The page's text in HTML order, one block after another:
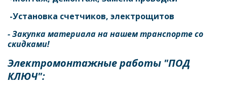
-Установка счетчиков, электрощитов
- Закупка материала на нашем транспорте со
скидками!
Электромонтажные работы "ПОД
КЛЮЧ":